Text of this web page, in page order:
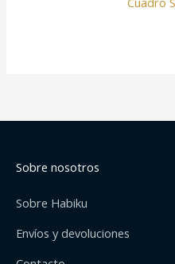
Sobre nosotros
Sobre Habiku
Envíos y devoluciones